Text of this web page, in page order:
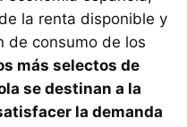
la renta disponible y
de consumo de los
más selectos de
se destinan a la
la demanda